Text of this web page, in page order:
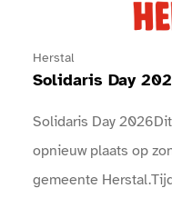
Herstal
Solidaris Day
Solidaris Day
opnieuw plaats op
gemeente